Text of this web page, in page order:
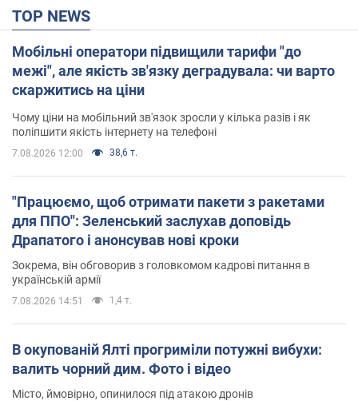
TOP NEWS
Мобільні оператори підвищили тарифи "до
межі", але якість зв'язку деградувала: чи варто
скаржитись на ціни
Чому ціни на мобільний зв'язок зросли у кілька разів і як
поліпшити якість інтернету на телефоні
7.08.2026 12:00 38,6 т.
"Працюємо, щоб отримати пакети з ракетами
для ППО": Зеленський заслухав доповідь
Драпатого і анонсував нові кроки
Зокрема, він обговорив з головкомом кадрові питання в
українській армії
7.08.2026 14:51 1,4 т.
В окупованій Ялті прогриміли потужні вибухи:
валить чорний дим. Фото і відео
Місто, ймовірно, опинилося під атакою дронів